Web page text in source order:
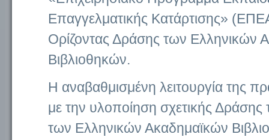
Επαγγελματικής Κατάρτισης»
Ορίζοντας Δράσης των Ελληνικών
Βιβλιοθηκών.
Η αναβαθμισμένη λειτουργία της
με την υλοποίηση σχετικής
των Ελληνικών Ακαδημαϊκών